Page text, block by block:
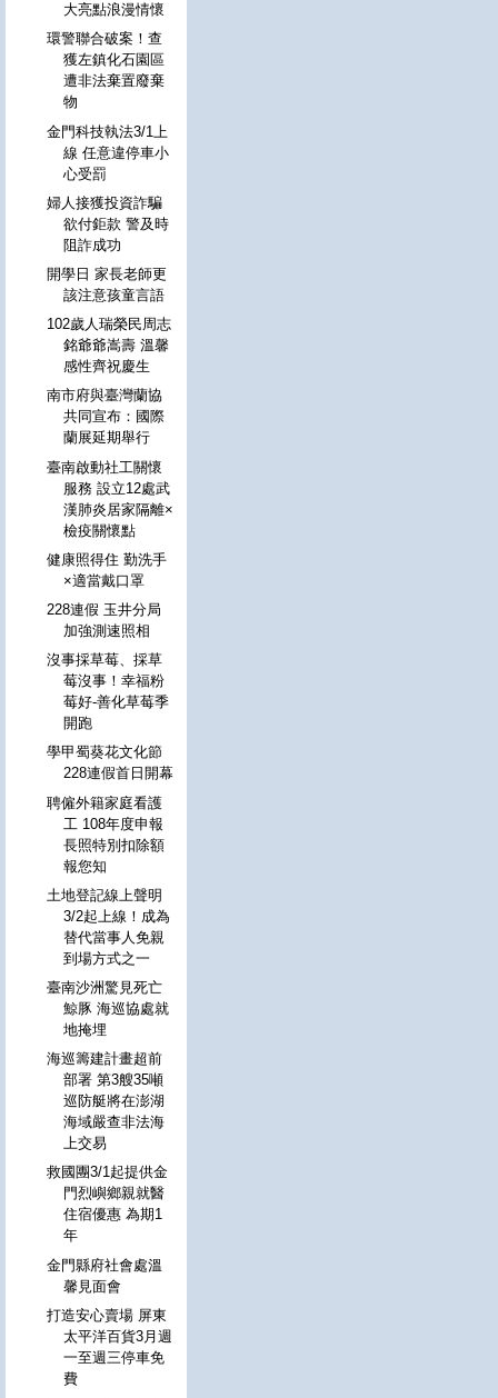
大亮點浪漫情懷
環警聯合破案！查
獲左鎮化石園區
遭非法棄置廢棄
物
金門科技執法3/1上
線 任意違停車小
心受罰
婦人接獲投資詐騙
欲付鉅款 警及時
阻詐成功
開學日 家長老師更
該注意孩童言語
102歲人瑞榮民周志
銘爺爺嵩壽 溫馨
感性齊祝慶生
南市府與臺灣蘭協
共同宣布：國際
蘭展延期舉行
臺南啟動社工關懷
服務 設立12處武
漢肺炎居家隔離×
檢疫關懷點
健康照得住 勤洗手
×適當戴口罩
228連假 玉井分局
加強測速照相
沒事採草莓、採草
莓沒事！幸福粉
莓好-善化草莓季
開跑
學甲蜀葵花文化節
228連假首日開幕
聘僱外籍家庭看護
工 108年度申報
長照特別扣除額
報您知
土地登記線上聲明
3/2起上線！成為
替代當事人免親
到場方式之一
臺南沙洲驚見死亡
鯨豚 海巡協處就
地掩埋
海巡籌建計畫超前
部署 第3艘35噸
巡防艇將在澎湖
海域嚴查非法海
上交易
救國團3/1起提供金
門烈嶼鄉親就醫
住宿優惠 為期1
年
金門縣府社會處溫
馨見面會
打造安心賣場 屏東
太平洋百貨3月週
一至週三停車免
費